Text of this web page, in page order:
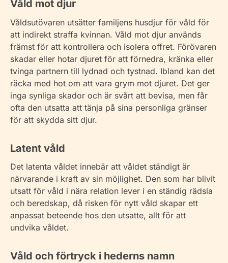
Våld mot djur
Våldsutövaren utsätter familjens husdjur för våld för
att indirekt straffa kvinnan. Våld mot djur används
främst för att kontrollera och isolera offret. Förövaren
skadar eller hotar djuret för att förnedra, kränka eller
tvinga partnern till lydnad och tystnad. Ibland kan det
räcka med hot om att vara grym mot djuret. Det ger
inga synliga skador och är svårt att bevisa, men får
ofta den utsatta att tänja på sina personliga gränser
för att skydda sitt djur.
Latent våld
Det latenta våldet innebär att våldet ständigt är
närvarande i kraft av sin möjlighet. Den som har blivit
utsatt för våld i nära relation lever i en ständig rädsla
och beredskap, då risken för nytt våld skapar ett
anpassat beteende hos den utsatte, allt för att
undvika våldet.
Våld och förtryck i hederns namn